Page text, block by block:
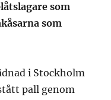
som
som
i Stockholm
pall genom